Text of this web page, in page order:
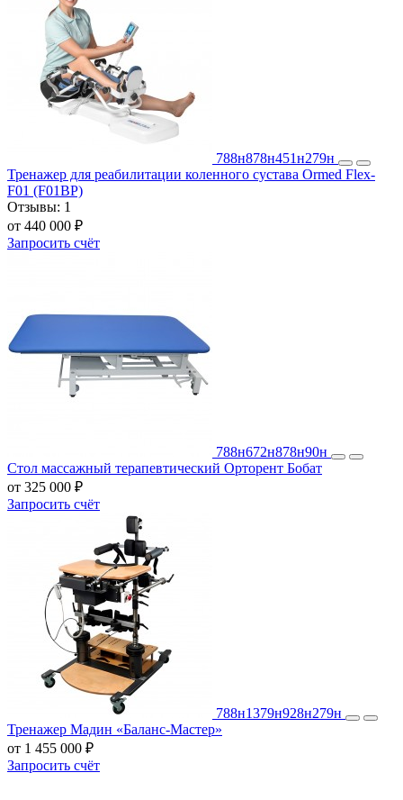
788н878н451н279н
Тренажер для реабилитации коленного сустава Ormed Flex-
F01 (F01BP)
Отзывы: 1
от 440 000 ₽
Запросить счёт
788н672н878н90н
Стол массажный терапевтический Орторент Бобат
от 325 000 ₽
Запросить счёт
788н1379н928н279н
Тренажер Мадин «Баланс-Мастер»
от 1 455 000 ₽
Запросить счёт